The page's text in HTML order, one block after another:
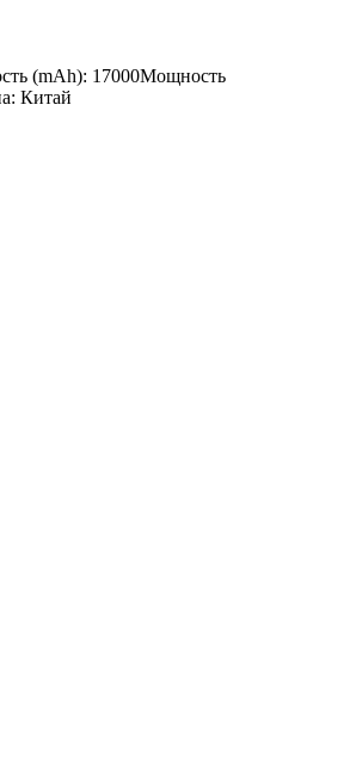
(mAh): 17000Мощность
Китай